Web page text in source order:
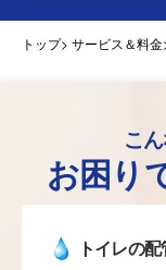
トップ> サービス＆料
こ
お困り
トイレの